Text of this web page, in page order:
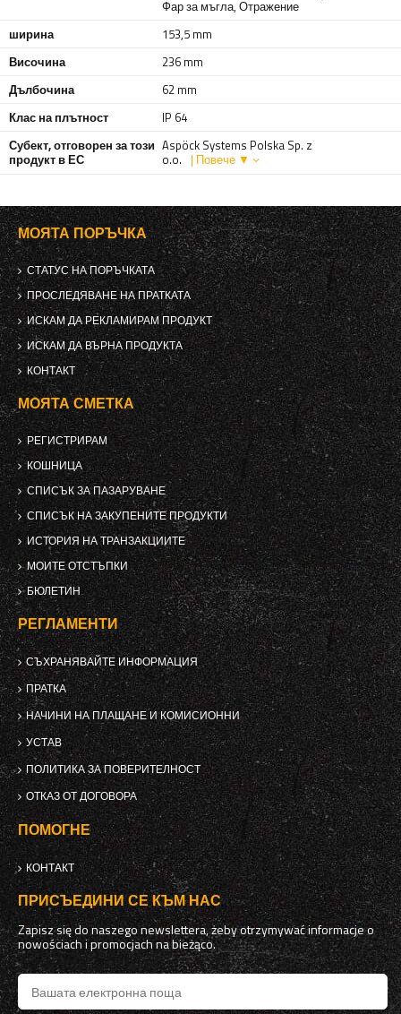
Фар за мъгла,Отражение
ширина
153,5 mm
Височина
236 mm
Дълбочина
62 mm
Клас на плътност
IP 64
Субект, отговорен за този
продукт в ЕС
Aspöck Systems Polska Sp. z
o.o. | Повече ▼
МОЯТА ПОРЪЧКА
СТАТУС НА ПОРЪЧКАТА
ПРОСЛЕДЯВАНЕ НА ПРАТКАТА
ИСКАМ ДА РЕКЛАМИРАМ ПРОДУКТ
ИСКАМ ДА ВЪРНА ПРОДУКТА
КОНТАКТ
МОЯТА СМЕТКА
РЕГИСТРИРАМ
КОШНИЦА
СПИСЪК ЗА ПАЗАРУВАНЕ
СПИСЪК НА ЗАКУПЕНИТЕ ПРОДУКТИ
ИСТОРИЯ НА ТРАНЗАКЦИИТЕ
МОИТЕ ОТСТЪПКИ
БЮЛЕТИН
РЕГЛАМЕНТИ
СЪХРАНЯВАЙТЕ ИНФОРМАЦИЯ
ПРАТКА
НАЧИНИ НА ПЛАЩАНЕ И КОМИСИОННИ
УСТАВ
ПОЛИТИКА ЗА ПОВЕРИТЕЛНОСТ
ОТКАЗ ОТ ДОГОВОРА
ПОМОГНЕ
КОНТАКТ
ПРИСЪЕДИНИ СЕ КЪМ НАС
Zapisz się do naszego newslettera, żeby otrzymywać informacje o
nowościach i promocjach na bieżąco.